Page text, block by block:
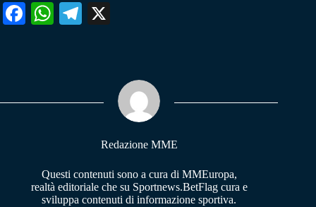
Fa W
pp
Te
m
Redazione MME
Questi contenuti sono a cura di MMEuropa,
realtà editoriale che su Sportnews.BetFlag cura e
sviluppa contenuti di informazione sportiva.